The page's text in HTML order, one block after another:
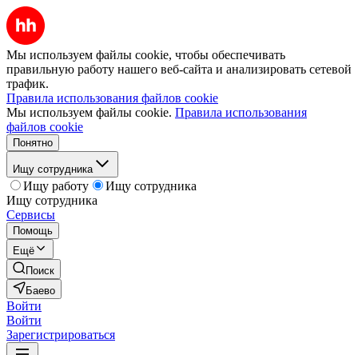
Мы используем файлы cookie, чтобы обеспечивать
правильную работу нашего веб-сайта и анализировать сетевой
трафик.
Правила использования файлов cookie
Мы используем файлы cookie. Правила использования
файлов cookie
Понятно
Ищу сотрудника
Ищу работу
Ищу сотрудника
Ищу сотрудника
Сервисы
Помощь
Ещё
Поиск
Баево
Войти
Войти
Зарегистрироваться